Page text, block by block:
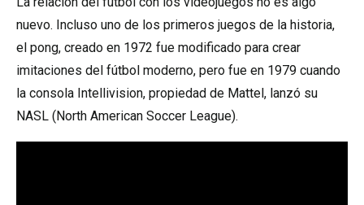
nuevo. Incluso uno de los primeros juegos de la historia,
el pong, creado en 1972 fue modificado para crear
imitaciones del fútbol moderno, pero fue en 1979 cuando
la consola Intellivision, propiedad de Mattel, lanzó su
NASL (North American Soccer League).